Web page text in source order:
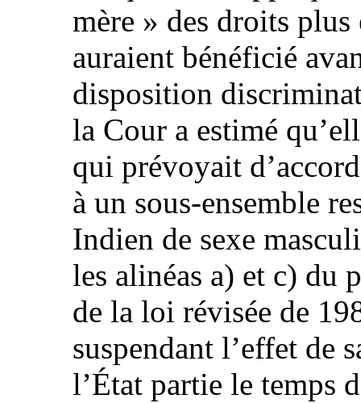
mère » des droits
auraient bénéficié
disposition
la Cour a estimé
qui prévoyait
à un sous-ensemble
Indien de sexe
les alinéas a) et c) du
de la loi révisée de
suspendant l’effet de
l’État partie le temps